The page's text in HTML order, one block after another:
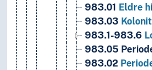
983.01 Eldre
983.03
983.1-983.6
983.05
983.02